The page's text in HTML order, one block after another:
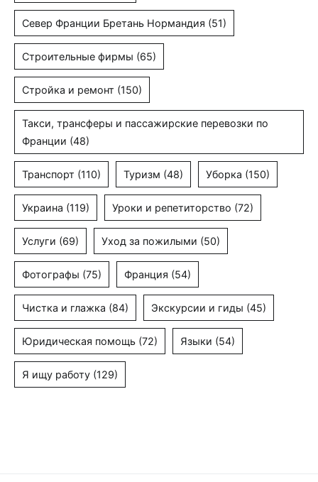
Север Франции Бретань Нормандия (51)
Строительные фирмы (65)
Стройка и ремонт (150)
Такси, трансферы и пассажирские перевозки по
Франции (48)
Транспорт (110) Туризм (48) Уборка (150)
Украина (119) Уроки и репетиторство (72)
Услуги (69) Уход за пожилыми (50)
Фотографы (75) Франция (54)
Чистка и глажка (84) Экскурсии и гиды (45)
Юридическая помощь (72) Языки (54)
Я ищу работу (129)